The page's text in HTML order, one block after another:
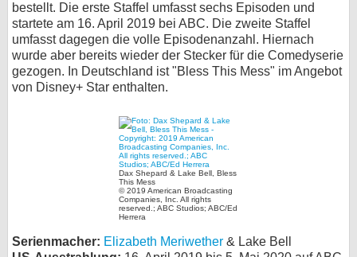
bestellt. Die erste Staffel umfasst sechs Episoden und
startete am 16. April 2019 bei ABC. Die zweite Staffel
umfasst dagegen die volle Episodenanzahl. Hiernach
wurde aber bereits wieder der Stecker für die Comedyserie
gezogen. In Deutschland ist "Bless This Mess" im Angebot
von Disney+ Star enthalten.
Dax Shepard & Lake Bell, Bless
This Mess
© 2019 American Broadcasting
Companies, Inc. All rights
reserved.; ABC Studios; ABC/Ed
Herrera
Serienmacher: Elizabeth Meriwether & Lake Bell
SERVICE
Gewinnspiele
Forum
bei Facebook
Kontakt